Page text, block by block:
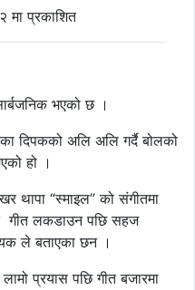
प्रकाशित
भएको छ ।
दिपकको अलि अलि गर्दै बोलको
हो ।
थापा “स्माइल” को संगीतमा
गीत लकडाउन पछि सहज
ले बताएका छन ।
प्रयास पछि गीत बजारमा